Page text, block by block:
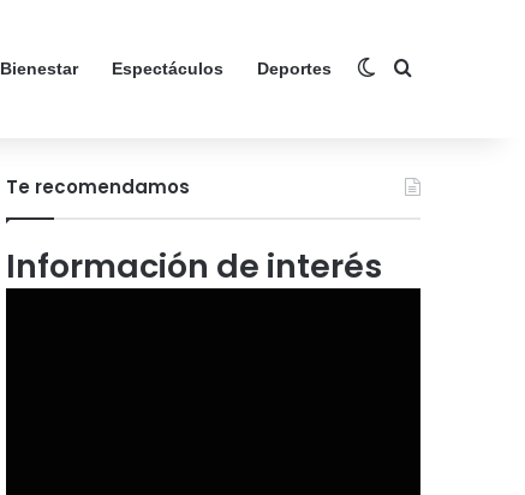
Bienestar Espectáculos Deportes Switch skin
Search for
Te recomendamos
Información de interés